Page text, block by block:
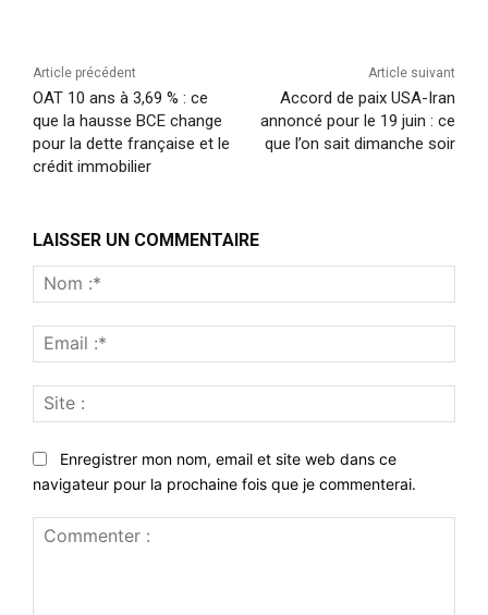
Article précédent
OAT 10 ans à 3,69 % : ce
que la hausse BCE change
pour la dette française et le
crédit immobilier
Article suivant
Accord de paix USA-Iran
annoncé pour le 19 juin : ce
que l’on sait dimanche soir
LAISSER UN COMMENTAIRE
:*
:*
:
Enregistrer mon nom, email et site web dans ce
navigateur pour la prochaine fois que je commenterai.